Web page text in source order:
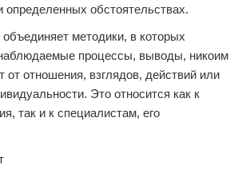
определенных обстоятельствах.
методики, в которых
процессы, выводы, никоим
от отношения, взглядов, действий или
Это относится как к
так и к специалистам, его